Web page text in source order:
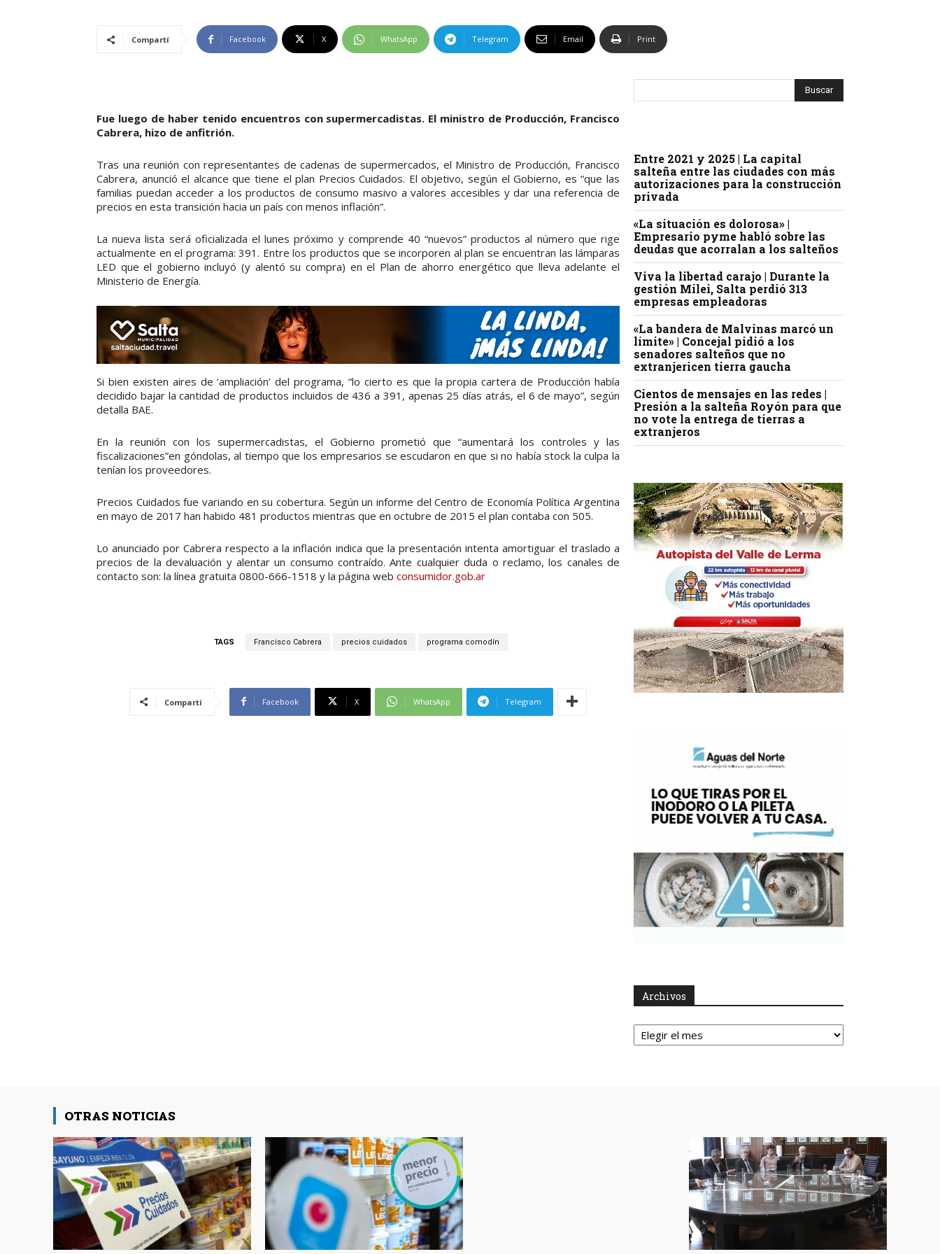
Compartí Facebook X WhatsApp Telegram Email Print
Fue luego de haber tenido encuentros con supermercadistas. El ministro de Producción, Francisco
Cabrera, hizo de anfitrión.
Tras una reunión con representantes de cadenas de supermercados, el Ministro de Producción, Francisco
Cabrera, anunció el alcance que tiene el plan Precios Cuidados. El objetivo, según el Gobierno, es “que las
familias puedan acceder a los productos de consumo masivo a valores accesibles y dar una referencia de
precios en esta transición hacia un país con menos inflación”.
La nueva lista será oficializada el lunes próximo y comprende 40 “nuevos” productos al número que rige
actualmente en el programa: 391. Entre los productos que se incorporen al plan se encuentran las lámparas
LED que el gobierno incluyó (y alentó su compra) en el Plan de ahorro energético que lleva adelante el
Ministerio de Energía.
Si bien existen aires de ‘ampliación’ del programa, “lo cierto es que la propia cartera de Producción había
decidido bajar la cantidad de productos incluidos de 436 a 391, apenas 25 días atrás, el 6 de mayo”, según
detalla BAE.
En la reunión con los supermercadistas, el Gobierno prometió que “aumentará los controles y las
fiscalizaciones”en góndolas, al tiempo que los empresarios se escudaron en que si no había stock la culpa la
tenían los proveedores.
Precios Cuidados fue variando en su cobertura. Según un informe del Centro de Economía Política Argentina
en mayo de 2017 han habido 481 productos mientras que en octubre de 2015 el plan contaba con 505.
Lo anunciado por Cabrera respecto a la inflación indica que la presentación intenta amortiguar el traslado a
precios de la devaluación y alentar un consumo contraído. Ante cualquier duda o reclamo, los canales de
contacto son: la línea gratuita 0800-666-1518 y la página web consumidor.gob.ar
TAGS Francisco Cabrera precios cuidados programa comodín
Compartí Facebook X WhatsApp Telegram
Entre 2021 y 2025 | La capital
salteña entre las ciudades con más
autorizaciones para la construcción
privada
«La situación es dolorosa» |
Empresario pyme habló sobre las
deudas que acorralan a los salteños
Viva la libertad carajo | Durante la
gestión Milei, Salta perdió 313
empresas empleadoras
«La bandera de Malvinas marcó un
límite» | Concejal pidió a los
senadores salteños que no
extranjericen tierra gaucha
Cientos de mensajes en las redes |
Presión a la salteña Royón para que
no vote la entrega de tierras a
extranjeros
Archivos
Archivos
OTRAS NOTICIAS